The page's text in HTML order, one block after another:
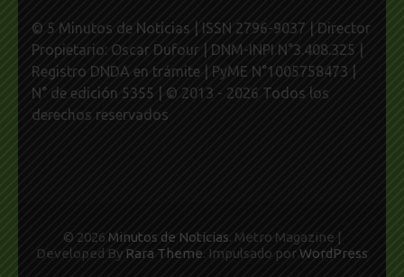
© 5 Minutos de Noticias | ISSN 2796-9037 | Director
Propietario: Oscar Dufour | DNM-INPI N°3.408.325 |
Registro DNDA en trámite | PyME N°1005758473 |
N° de edición 5355 | © 2013 - 2026 Todos los
derechos reservados
© 2026 Minutos de Noticias. Metro Magazine |
Developed By Rara Theme. Impulsado por WordPress